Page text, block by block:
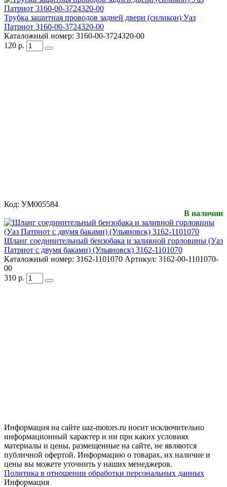
Трубка защитная проводов задней двери (силикон) Уаз
Патриот 3160-00-3724320-00
Каталожный номер: 3160-00-3724320-00
120 р.
Код: УМ005584
В наличии
Шланг соединительный бензобака и заливной горловины (Уаз
Патриот с двумя баками) (Ульяновск) 3162-1101070
Каталожный номер: 3162-1101070 Артикул: 3162-00-1101070-
00
310 р.
Информация на сайте uaz-motors.ru носит исключительно
информационный характер и ни при каких условиях
материалы и цены, размещенные на сайте, не являются
публичной офертой. Информацию о товарах, их наличие и
цены вы можете уточнить у наших менеджеров.
Политика в отношении обработки персональных данных
Информация